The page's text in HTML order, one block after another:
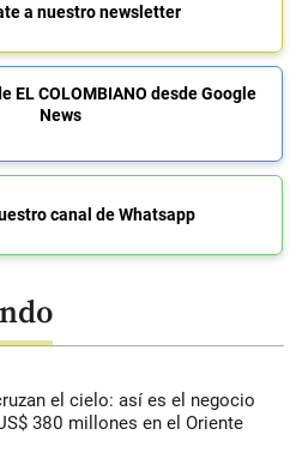
a nuestro newsletter
EL COLOMBIANO desde Google
News
canal de Whatsapp
el cielo: así es el negocio
380 millones en el Oriente